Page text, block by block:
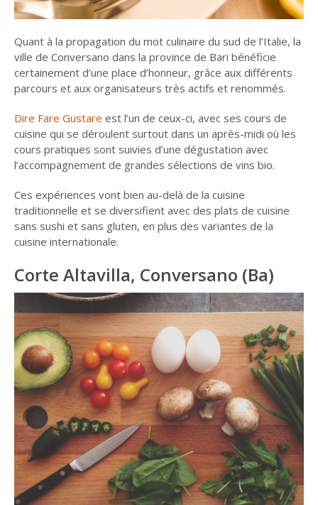
Quant à la propagation du mot culinaire du sud de l’Italie, la
ville de Conversano dans la province de Bari bénéficie
certainement d’une place d’honneur, grâce aux différents
parcours et aux organisateurs très actifs et renommés.
Dire Fare Gustare est l’un de ceux-ci, avec ses cours de
cuisine qui se déroulent surtout dans un après-midi où les
cours pratiques sont suivies d’une dégustation avec
l’accompagnement de grandes sélections de vins bio.
Ces expériences vont bien au-delà de la cuisine
traditionnelle et se diversifient avec des plats de cuisine
sans sushi et sans gluten, en plus des variantes de la
cuisine internationale.
Corte Altavilla, Conversano (Ba)